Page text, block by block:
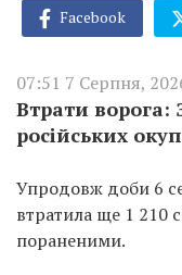
Facebook
07:51 7 Серпня,
Втрати
російських
Упродовж доби 6
втратила ще 1 210
пораненими.